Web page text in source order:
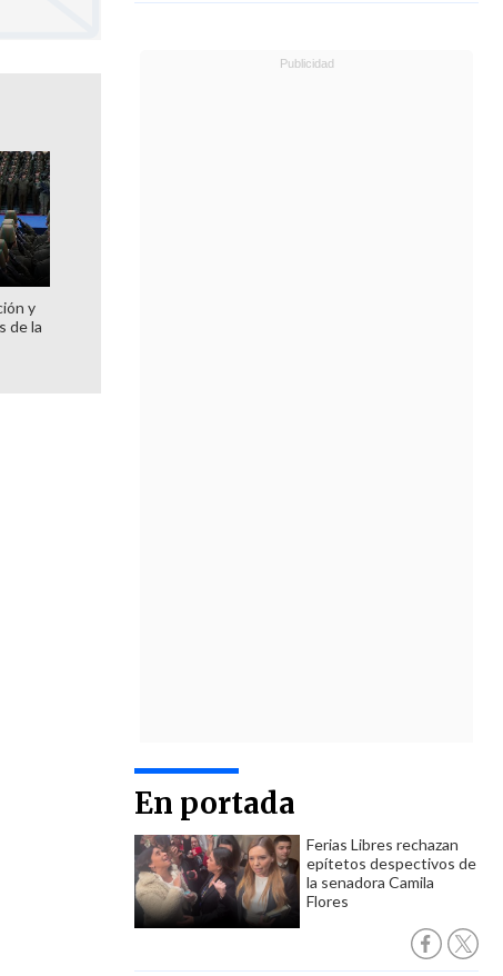
En portada
Ferias Libres rechazan
epítetos despectivos de
la senadora Camila
Flores
y
de la